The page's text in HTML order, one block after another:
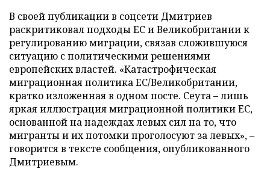
В своей публикации в соцсети Дмитриев
раскритиковал подходы ЕС и Великобритании к
регулированию миграции, связав сложившуюся
ситуацию с политическими решениями
европейских властей. «Катастрофическая
миграционная политика ЕС/Великобритании,
кратко изложенная в одном посте. Сеута – лишь
яркая иллюстрация миграционной политики ЕС,
основанной на надеждах левых сил на то, что
мигранты и их потомки проголосуют за левых», –
говорится в тексте сообщения, опубликованного
Дмитриевым.